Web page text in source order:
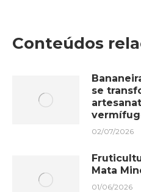
Conteúdos
se
02/07/2026
Mata
01/06/2026